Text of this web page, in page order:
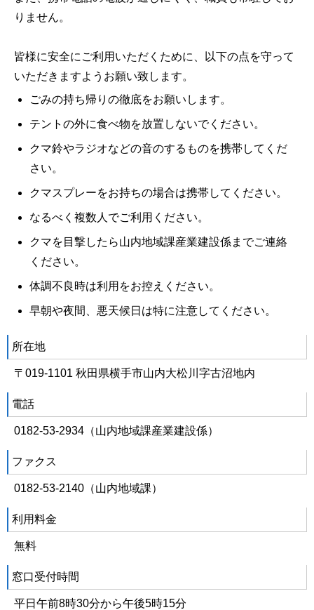
りません。
皆様に安全にご利用いただくために、以下の点を守って
いただきますようお願い致します。
ごみの持ち帰りの徹底をお願いします。
テントの外に食べ物を放置しないでください。
クマ鈴やラジオなどの音のするものを携帯してくだ
さい。
クマスプレーをお持ちの場合は携帯してください。
なるべく複数人でご利用ください。
クマを目撃したら山内地域課産業建設係までご連絡
ください。
体調不良時は利用をお控えください。
早朝や夜間、悪天候日は特に注意してください。
所在地
〒019-1101 秋田県横手市山内大松川字古沼地内
電話
0182-53-2934（山内地域課産業建設係）
ファクス
0182-53-2140（山内地域課）
利用料金
無料
窓口受付時間
平日午前8時30分から午後5時15分